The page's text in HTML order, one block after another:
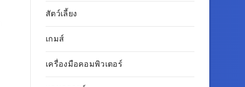
สัตว์เลี้ยง
เกมส์
เครื่องมือคอมพิวเตอร์